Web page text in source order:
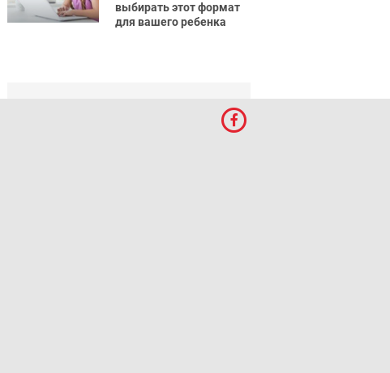
выбирать этот формат
для вашего ребенка